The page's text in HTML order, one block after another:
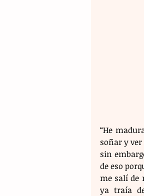
“He
soñar y
sin
de eso
me salí de
ya traía